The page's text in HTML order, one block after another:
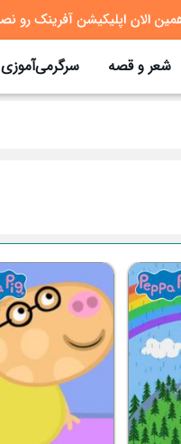
شعر و قصه سرگرمی‌آموزی